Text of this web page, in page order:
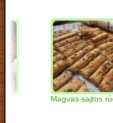
Magvas-sajtos rúd